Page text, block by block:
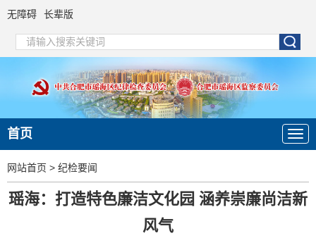
无障碍 长辈版
首页
网站首页 > 纪检要闻
瑶海：打造特色廉洁文化园 涵养崇廉尚洁新
风气